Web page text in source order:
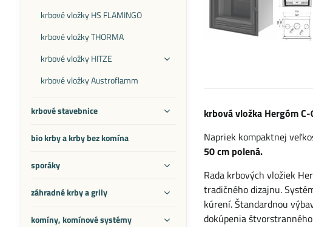
krbová vložka Hergóm
Napriek kompaktnej
50 cm polená.
Rada krbových vložiek
tradičného dizajnu.
kúrení. Štandardnou
dokúpenia
krbové vložky HS FLAMINGO
krbové vložky THORMA
krbové vložky HITZE
krbové vložky Austroflamm
krbové stavebnice
bio krby a krby bez komína
sporáky
záhradné krby a grily
komíny, komínové systémy